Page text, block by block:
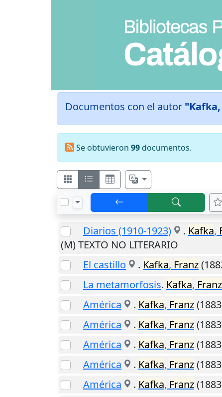
Documentos con el autor
Se obtuvieron 99documentos.
Diarios (1910-1923) . Kafka,
(M) TEXTO NO LITERARIO
El castillo
. Kafka, Franz
La metamorfosis. Kafka, Franz
América
. Kafka, Franz
América
. Kafka, Franz
América
. Kafka, Franz
América
. Kafka, Franz
América
. Kafka, Franz